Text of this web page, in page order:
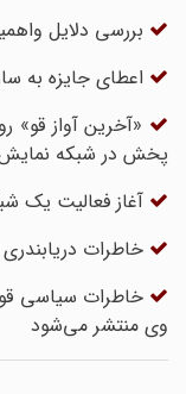
بررسی دلایل
اعطای جایزه به
«آخرین آواز قو»
پخش در شبکه نمایش
آغاز فعالیت یک
خاطرات دریابندری
خاطرات سیاسی
وی منتشر می‌شود